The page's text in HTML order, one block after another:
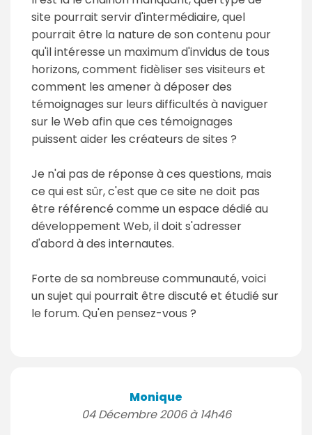
site pourrait servir d'intermédiaire, quel
pourrait être la nature de son contenu pour
qu'il intéresse un maximum d'invidus de tous
horizons, comment fidèliser ses visiteurs et
comment les amener à déposer des
témoignages sur leurs difficultés à naviguer
sur le Web afin que ces témoignages
puissent aider les créateurs de sites ?
Je n'ai pas de réponse à ces questions, mais
ce qui est sûr, c'est que ce site ne doit pas
être référencé comme un espace dédié au
développement Web, il doit s'adresser
d'abord à des internautes.
Forte de sa nombreuse communauté, voici
un sujet qui pourrait être discuté et étudié sur
le forum. Qu'en pensez-vous ?
Monique
04 Décembre 2006 à 14h46